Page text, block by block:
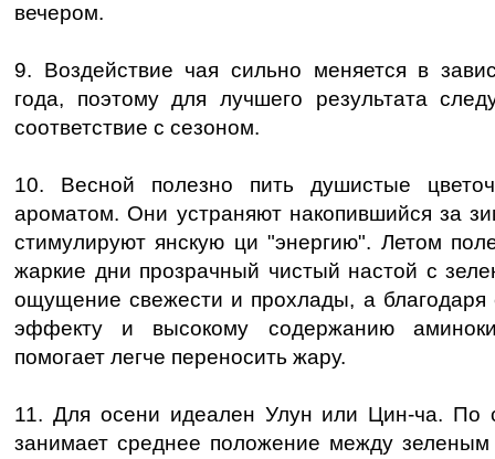
вечером.
9. Воздействие чая сильно меняется в
года, поэтому для лучшего результата
соответствие с сезоном.
10. Весной полезно пить душистые
ароматом. Они устраняют накопившийся за
стимулируют янскую ци "энергию". Летом
жаркие дни прозрачный чистый настой с
ощущение свежести и прохлады, а
эффекту и высокому содержанию
помогает легче переносить жару.
11. Для осени идеален Улун или Цин-ча. По
занимает среднее положение между